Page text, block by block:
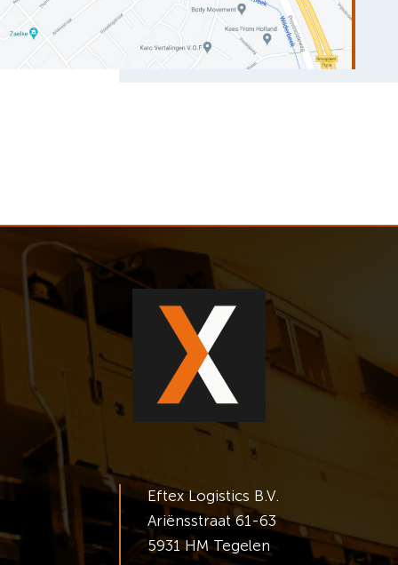
Eftex Logistics B.V.
Ariënsstraat 61-63
5931 HM Tegelen